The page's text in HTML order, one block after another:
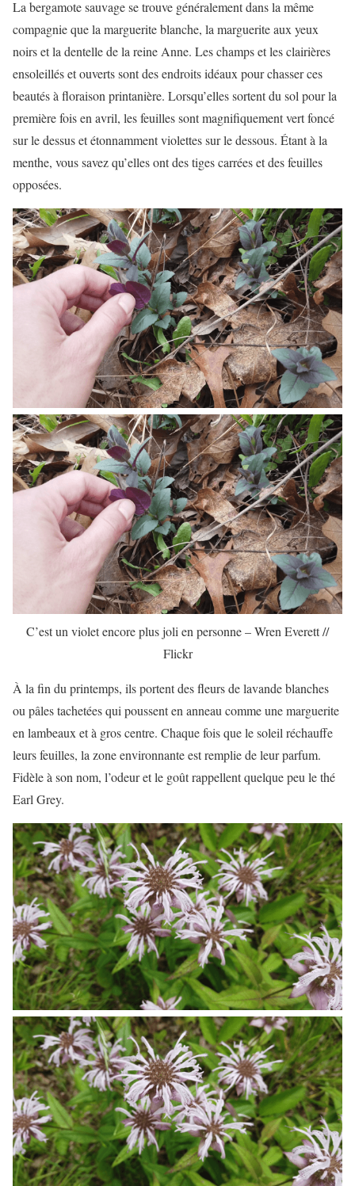
La bergamote sauvage se trouve généralement dans la même
compagnie que la marguerite blanche, la marguerite aux yeux
noirs et la dentelle de la reine Anne. Les champs et les clairières
ensoleillés et ouverts sont des endroits idéaux pour chasser ces
beautés à floraison printanière. Lorsqu’elles sortent du sol pour la
première fois en avril, les feuilles sont magnifiquement vert foncé
sur le dessus et étonnamment violettes sur le dessous. Étant à la
menthe, vous savez qu’elles ont des tiges carrées et des feuilles
opposées.
C’est un violet encore plus joli en personne – Wren Everett //
Flickr
À la fin du printemps, ils portent des fleurs de lavande blanches
ou pâles tachetées qui poussent en anneau comme une marguerite
en lambeaux et à gros centre. Chaque fois que le soleil réchauffe
leurs feuilles, la zone environnante est remplie de leur parfum.
Fidèle à son nom, l’odeur et le goût rappellent quelque peu le thé
Earl Grey.